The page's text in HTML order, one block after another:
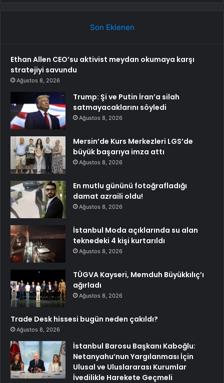
Son Eklenen
Ethan Allen CEO’su aktivist meydan okumaya karşı
stratejiyi savundu
Ağustos 8, 2026
Trump: Şi ve Putin İran’a silah
satmayacaklarını söyledi
Ağustos 8, 2026
Mersin’de Kurs Merkezleri LGS’de
büyük başarıya imza attı
Ağustos 8, 2026
En mutlu gününü fotoğrafladığı
damat azraili oldu!
Ağustos 8, 2026
İstanbul Moda açıklarında su alan
teknedeki 4 kişi kurtarıldı
Ağustos 8, 2026
TÜGVA Kayseri, Memduh Büyükkılıç’ı
ağırladı
Ağustos 8, 2026
Trade Desk hissesi bugün neden çakıldı?
Ağustos 8, 2026
İstanbul Barosu Başkanı Kaboğlu:
Netanyahu’nun Yargılanması İçin
Ulusal ve Uluslararası Kurumlar
İvedilikle Harekete Geçmeli